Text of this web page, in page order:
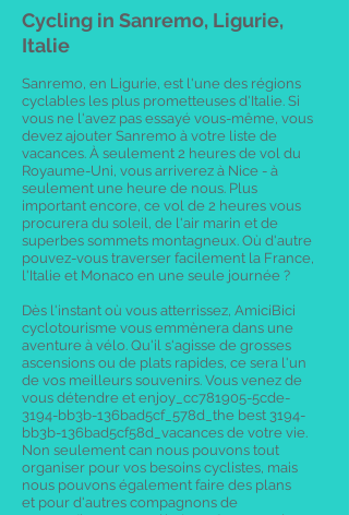
Cycling in Sanremo, Ligurie,
Italie
Sanremo, en Ligurie, est l'une des régions
cyclables les plus prometteuses d'Italie. Si
vous ne l'avez pas essayé vous-même, vous
devez ajouter Sanremo à votre liste de
vacances. À seulement 2 heures de vol du
Royaume-Uni, vous arriverez à Nice - à
seulement une heure de nous. Plus
important encore, ce vol de 2 heures vous
procurera du soleil, de l'air marin et de
superbes sommets montagneux. Où d'autre
pouvez-vous traverser facilement la France,
l'Italie et Monaco en une seule journée ?
Dès l'instant où vous atterrissez, AmiciBici
cyclotourisme vous emmènera dans une
aventure à vélo. Qu'il s'agisse de grosses
ascensions ou de plats rapides, ce sera l'un
de vos meilleurs souvenirs. Vous venez de
vous détendre et enjoy_cc781905-5cde-
3194-bb3b-136bad5cf_578d_the best 3194-
bb3b-136bad5cf58d_vacances de votre vie.
Non seulement can nous pouvons tout
organiser pour vos besoins cyclistes, mais
nous pouvons également faire des plans
et pour d'autres compagnons de